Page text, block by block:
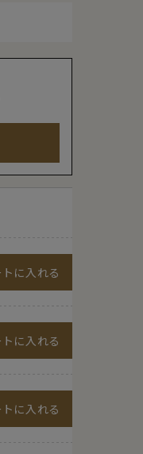
トに入れる
トに入れる
トに入れる